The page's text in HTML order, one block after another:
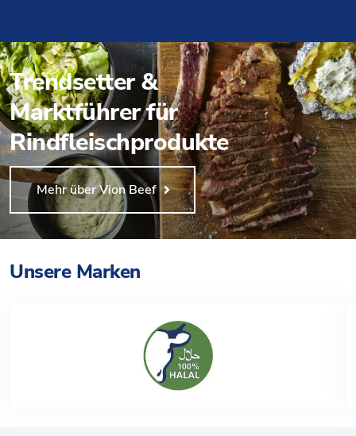
Trendsetter &
Marktführer für
Rindfleischprodukte
Mehr über Vion Beef
Unsere Marken